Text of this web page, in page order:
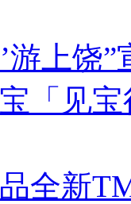
游上饶
「见
全新